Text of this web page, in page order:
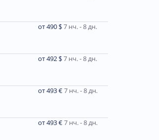
от 490 $7 нч. - 8 дн.
от 492 $7 нч. - 8 дн.
от 493 €7 нч. - 8 дн.
от 493 €7 нч. - 8 дн.